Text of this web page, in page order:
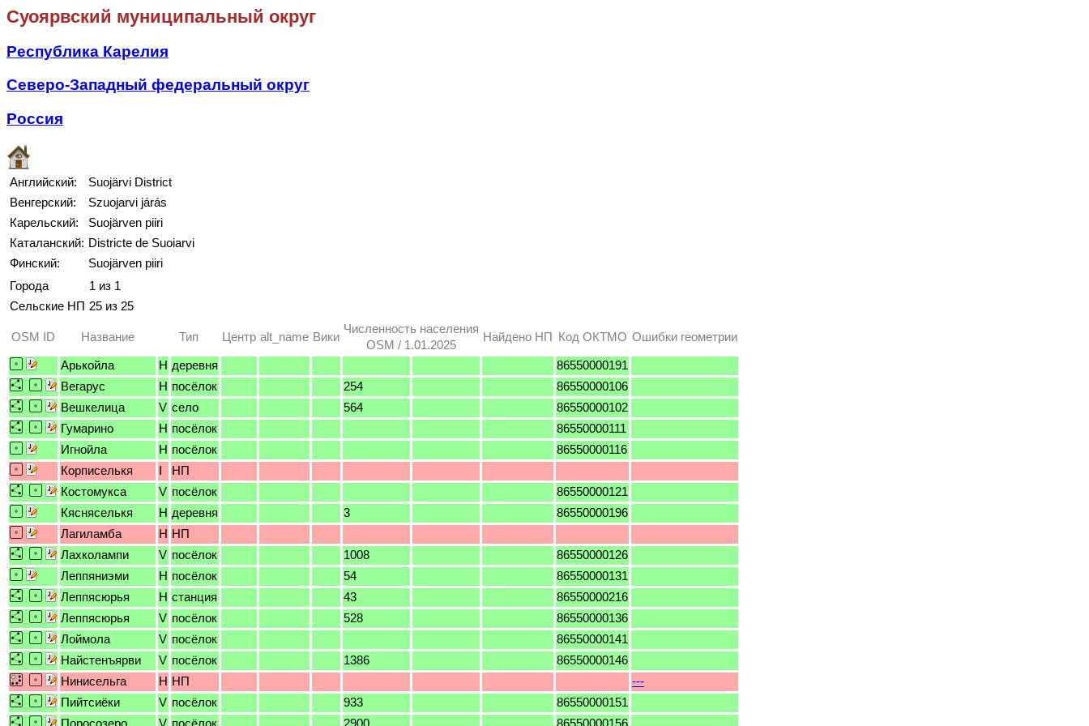
Суоярвский муниципальный округ
Республика Карелия
Северо-Западный федеральный округ
Россия
Английский:
Suojärvi District
Венгерский:
Szuojarvi járás
Карельский:
Suojärven piiri
Каталанский: Districte de Suoiarvi
Финский:
Suojärven piiri
Города
1 из 1
Сельские НП 25 из 25
OSM ID Название Тип Центр alt_name Вики
Численность населения
OSM / 1.01.2025
Найдено НП Код ОКТМО Ошибки геометрии
Арькойла H деревня
86550000191
Вегарус
H посёлок 254
86550000106
Вешкелица
V село 564
86550000102
Гумарино
H посёлок
86550000111
Игнойла
H посёлок
86550000116
Корписелькя
I
НП
Костомукса
V посёлок
86550000121
Кясняселькя
H деревня 3
86550000196
Лагиламба
H НП
Лахколампи
V посёлок 1008
86550000126
Леппяниэми
H посёлок 54
86550000131
Леппясюрья
H станция 43
86550000216
Леппясюрья
V посёлок 528
86550000136
Лоймола
V посёлок
86550000141
Найстенъярви
V посёлок 1386
86550000146
Нинисельга
H НП
---
Пийтсиёки
V посёлок 933
86550000151
Поросозеро
V посёлок 2900 86550000156